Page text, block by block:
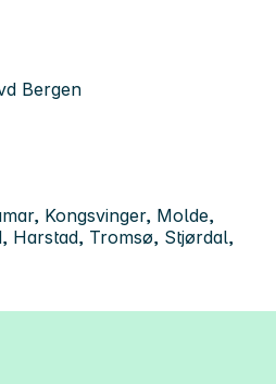
Bergen
Kongsvinger, Molde,
Harstad, Tromsø, Stjørdal,